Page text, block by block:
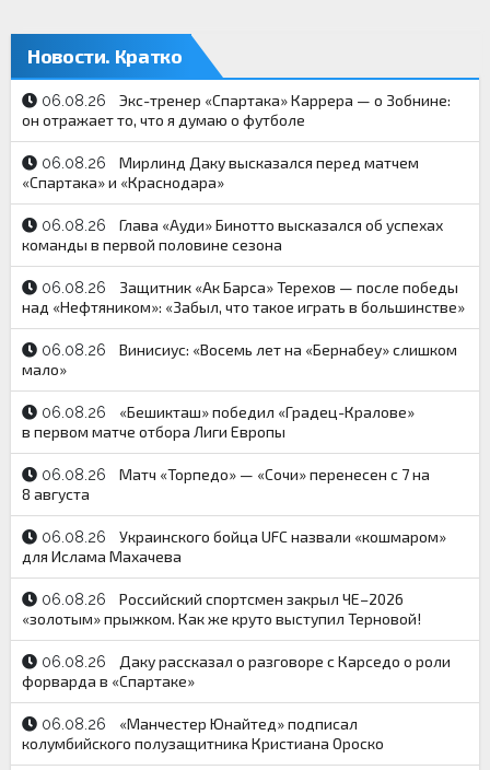
Новости. Кратко
06.08.26
Экс-тренер «Спартака» Каррера — о Зобнине:
он отражает то, что я думаю о футболе
06.08.26
Мирлинд Даку высказался перед матчем
«Спартака» и «Краснодара»
06.08.26
Глава «Ауди» Бинотто высказался об успехах
команды в первой половине сезона
06.08.26
Защитник «Ак Барса» Терехов — после победы
над «Нефтяником»: «Забыл, что такое играть в большинстве»
06.08.26
Винисиус: «Восемь лет на «Бернабеу» слишком
мало»
06.08.26
«Бешикташ» победил «Градец-Кралове»
в первом матче отбора Лиги Европы
06.08.26
Матч «Торпедо» — «Сочи» перенесен с 7 на
8 августа
06.08.26
Украинского бойца UFC назвали «кошмаром»
для Ислама Махачева
06.08.26
Российский спортсмен закрыл ЧЕ–2026
«золотым» прыжком. Как же круто выступил Терновой!
06.08.26
Даку рассказал о разговоре с Карседо о роли
форварда в «Спартаке»
06.08.26
«Манчестер Юнайтед» подписал
колумбийского полузащитника Кристиана Ороско